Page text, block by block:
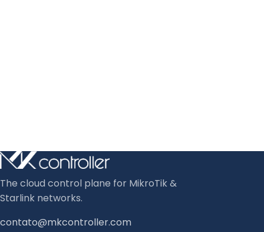
The cloud control plane for MikroTik &
Starlink networks.
contato@mkcontroller.com